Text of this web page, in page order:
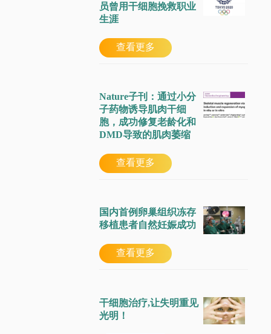
员曾用干细胞挽救职业
生涯
查看更多
Nature子刊：通过小分
子药物诱导肌肉干细
胞，成功修复老龄化和
DMD导致的肌肉萎缩
查看更多
国内首例卵巢组织冻存
移植患者自然妊娠成功
查看更多
干细胞治疗,让失明重见
光明！